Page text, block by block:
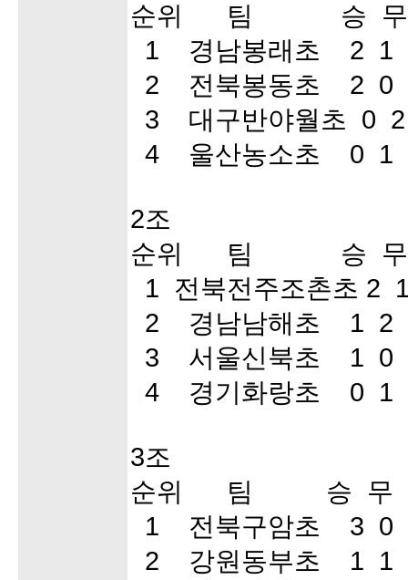
순위 팀 승 무
1 경남봉래초 2
2 전북봉동초 2
3 대구반야월초 0
4 울산농소초 0
2조
순위 팀 승 무
1 전북전주조촌초
2 경남남해초 1
3 서울신북초 1
4 경기화랑초 0
3조
순위 팀 승 무
1 전북구암초 3
2 강원동부초 1